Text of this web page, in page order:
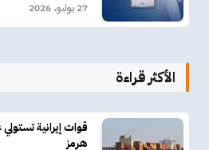
27 يوليو، 2026
الأكثر قراءة
قوات إيرانية
هرمز